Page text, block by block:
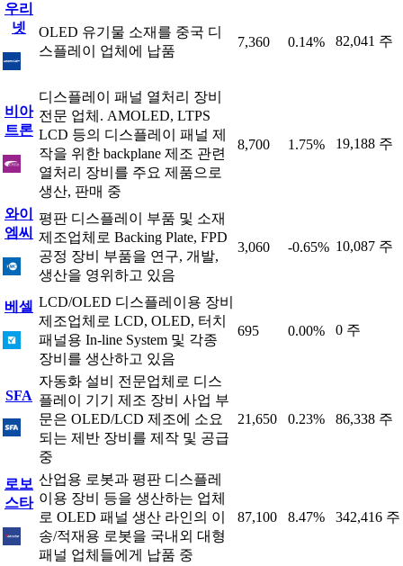
우리
넷
OLED 유기물 소재를 중국 디
스플레이 업체에 납품
7,360 0.14% 82,041 주
비아
트론
디스플레이 패널 열처리 장비
전문 업체. AMOLED, LTPS
LCD 등의 디스플레이 패널 제
작을 위한 backplane 제조 관련
열처리 장비를 주요 제품으로
생산, 판매 중
8,700 1.75% 19,188 주
와이
엠씨
평판 디스플레이 부품 및 소재
제조업체로 Backing Plate, FPD
공정 장비 부품을 연구, 개발,
생산을 영위하고 있음
3,060 -0.65% 10,087 주
베셀 LCD/OLED 디스플레이용 장비
제조업체로 LCD, OLED, 터치
패널용 In-line System 및 각종
장비를 생산하고 있음
695 0.00% 0 주
SFA
자동화 설비 전문업체로 디스
플레이 기기 제조 장비 사업 부
문은 OLED/LCD 제조에 소요
되는 제반 장비를 제작 및 공급
중
21,650 0.23% 86,338 주
로보
스타
산업용 로봇과 평판 디스플레
이용 장비 등을 생산하는 업체
로 OLED 패널 생산 라인의 이
송/적재용 로봇을 국내외 대형
패널 업체들에게 납품 중
87,100 8.47% 342,416 주